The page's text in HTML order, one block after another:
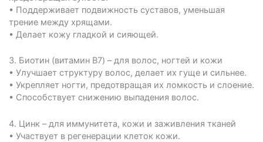
• Поддерживает подвижность суставов, уменьшая
трение между хрящами.
• Делает кожу гладкой и сияющей.
3.⁠ ⁠Биотин (витамин B7) – для волос, ногтей и кожи
• Улучшает структуру волос, делает их гуще и сильнее.
• Укрепляет ногти, предотвращая их ломкость и слоение.
• Способствует снижению выпадения волос.
4.⁠ ⁠Цинк – для иммунитета, кожи и заживления тканей
• Участвует в регенерации клеток кожи.